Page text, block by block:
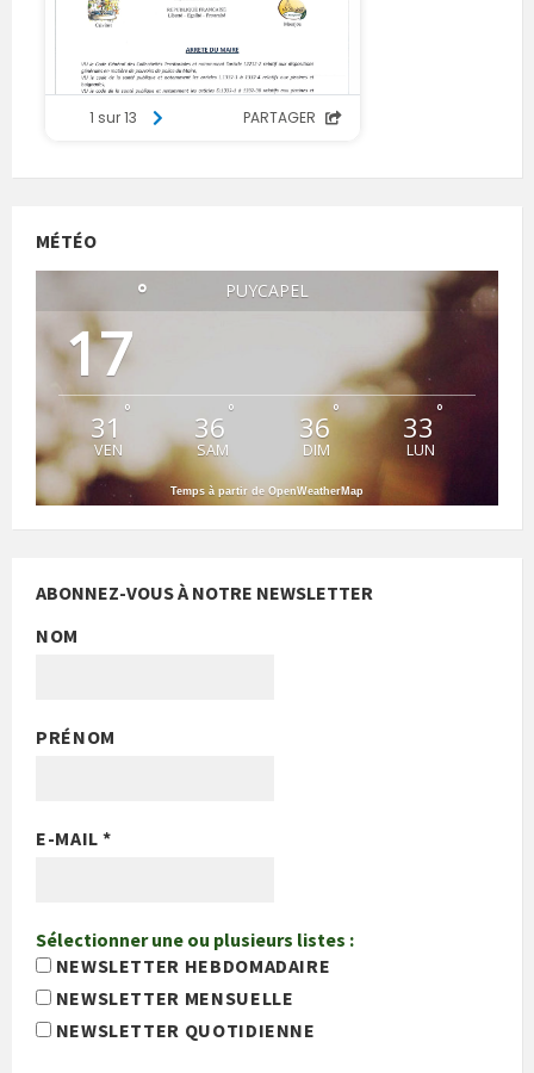
MÉTÉO
PUYCAPEL
17
°
31 °
VEN
36 °
SAM
36°
DIM
33 °
LUN
Temps à partir de OpenWeatherMap
ABONNEZ-VOUS À NOTRE NEWSLETTER
NOM
PRÉNOM
E-MAIL*
Sélectionner une ou plusieurs listes :
NEWSLETTER HEBDOMADAIRE
NEWSLETTER MENSUELLE
NEWSLETTER QUOTIDIENNE